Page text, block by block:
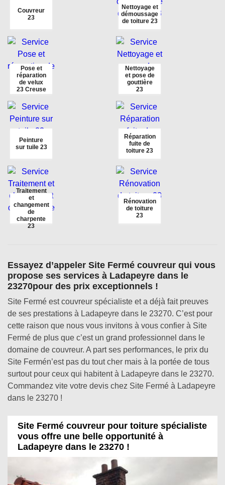
Couvreur
23
Nettoyage et
démoussage
de toiture 23
Pose et
réparation
de velux
23 Creuse
Nettoyage
et pose de
gouttière
23
Peinture
sur tuile 23
Réparation
fuite de
toiture 23
Traitement
et
changement
de
charpente
23
Rénovation
de toiture
23
Essayez d’appeler Site Fermé couvreur qui vous
propose ses services à Ladapeyre dans le
23270pour des prix exceptionnels !
Site Fermé est couvreur spécialiste et a déjà fait preuves
de ses prestations à Ladapeyre dans le 23270. C’est pour
cette raison que nous vous invitons à vous confier à Site
Fermé de plus que c’est un grand professionnel dans le
domaine de couvreur. A part ses performances, le prix du
Site Fermén’est pas du tout cher mais à la portée de tous
surtout pour ceux qui habitent à Ladapeyre dans le 23270.
Commandez vite votre devis chez Site Fermé à Ladapeyre
dans le 23270 !
Site Fermé couvreur pour toiture spécialiste
vous offre une belle opportunité à
Ladapeyre dans le 23270 !